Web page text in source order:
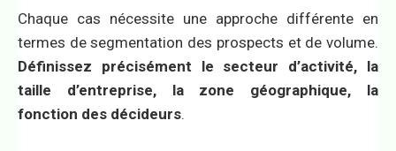
Chaque cas nécessite une approche différente en
termes de segmentation des prospects et de volume.
Définissez précisément le secteur d’activité, la
taille d’entreprise, la zone géographique, la
fonction des décideurs.